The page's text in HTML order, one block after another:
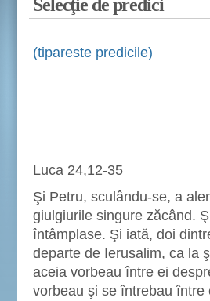
Selecţie de predici
(tipareste predicile)
Luca 24,12-35
Şi Petru, sculându-se, a
giulgiurile singure zăcând.
întâmplase. Şi iată, doi
departe de Ierusalim, ca la
aceia vorbeau între ei
vorbeau şi se întrebau